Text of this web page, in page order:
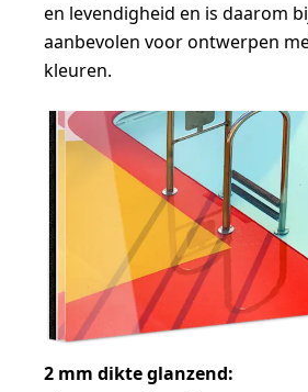
en levendigheid en is daarom
aanbevolen voor ontwerpen
kleuren.
2 mm dikte glanzend: